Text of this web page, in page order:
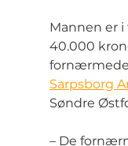
Mannen er
40.000
Sarpsborg
Søndre
– De